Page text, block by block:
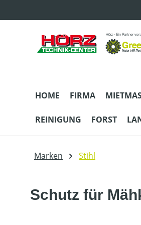
HOME FIRMA
REINIGUNG FORST
Marken Stihl
Schutz für